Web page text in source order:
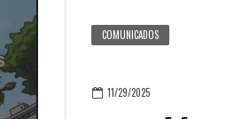
COMUNICADOS
11/29/2025